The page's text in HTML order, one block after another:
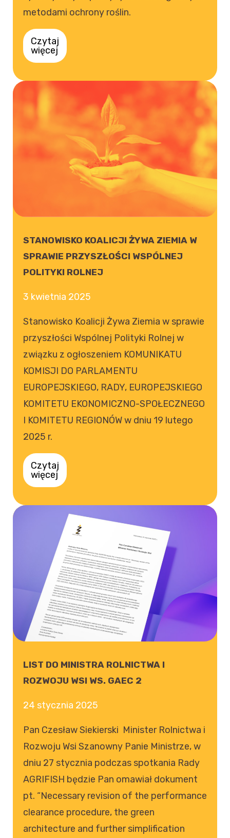
metodami ochrony roślin.
Czytaj
więcej
STANOWISKO KOALICJI ŻYWA ZIEMIA W
SPRAWIE PRZYSZŁOŚCI WSPÓLNEJ
POLITYKI ROLNEJ
3 kwietnia 2025
Stanowisko Koalicji Żywa Ziemia w sprawie
przyszłości Wspólnej Polityki Rolnej w
związku z ogłoszeniem KOMUNIKATU
KOMISJI DO PARLAMENTU
EUROPEJSKIEGO, RADY, EUROPEJSKIEGO
KOMITETU EKONOMICZNO-SPOŁECZNEGO
I KOMITETU REGIONÓW w dniu 19 lutego
2025 r.
Czytaj
więcej
LIST DO MINISTRA ROLNICTWA I
ROZWOJU WSI WS. GAEC 2
24 stycznia 2025
Pan Czesław Siekierski Minister Rolnictwa i
Rozwoju Wsi Szanowny Panie Ministrze, w
dniu 27 stycznia podczas spotkania Rady
AGRIFISH będzie Pan omawiał dokument
pt. “Necessary revision of the performance
clearance procedure, the green
architecture and further simplification